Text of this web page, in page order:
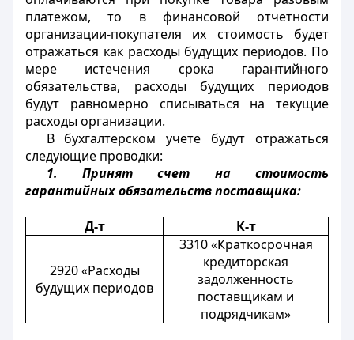
платежом, то в финансовой отчетности
организации-покупателя их стоимость будет
отражаться как расходы будущих периодов. По
мере истечения срока гарантийного
обязательства, расходы будущих периодов
будут равномерно списываться на текущие
расходы организации.
В бухгалтерском учете будут отражаться
следующие проводки:
1. Принят счет на стоимость
гарантийных обязательств поставщика:
Д-т К-т
2920 «Расходы
будущих периодов
3310 «Краткосрочная
кредиторская
задолженность
поставщикам и
подрядчикам»